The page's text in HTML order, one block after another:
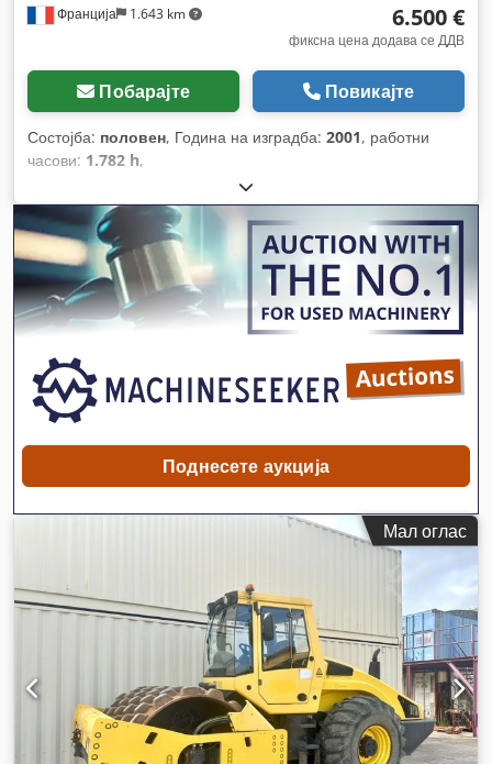
Франција 1.643 km 6.500 €
фиксна цена додава се ДДВ
Побарајте Повикајте
Состојба: половен, Година на изградба: 2001, работни
часови: 1.782 h,
Поднесете аукција
Мал оглас